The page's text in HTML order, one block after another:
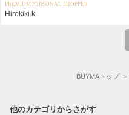
PREMIUM PERSONAL SHOPPER
Hirokiki.k
BUYMAトップ
他のカテゴリからさがす